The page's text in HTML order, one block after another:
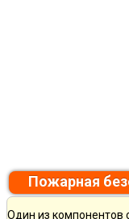
Пожарная
Один из компонентов